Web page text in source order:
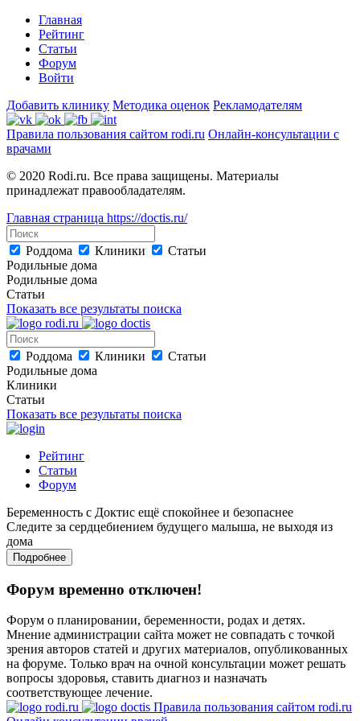
Главная
Рейтинг
Статьи
Форум
Войти
Добавить клинику Методика оценок Рекламодателям
Правила пользования сайтом rodi.ru Онлайн-консультации с
врачами
© 2020 Rodi.ru. Все права защищены. Материалы
принадлежат правообладателям.
Главная страница https://doctis.ru/
Роддома Клиники
Статьи
Родильные дома
Родильные дома
Статьи
Показать все результаты поиска
Роддома Клиники
Статьи
Родильные дома
Клиники
Статьи
Показать все результаты поиска
Рейтинг
Статьи
Форум
Беременность с Доктис ещё спокойнее и безопаснее
Следите за сердцебиением будущего малыша, не выходя из
дома
Подробнее
Форум временно отключен!
Форум о планировании, беременности, родах и детях.
Мнение администрации сайта может не совпадать с точкой
зрения авторов статей и других материалов, опубликованных
на форуме. Только врач на очной консультации может решать
вопросы здоровья, ставить диагноз и назначать
соответствующее лечение.
Правила пользования сайтом rodi.ru